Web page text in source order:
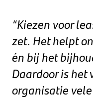
“Kiezen voor
zet. Het helpt
én bij het
Daardoor is het
organisatie